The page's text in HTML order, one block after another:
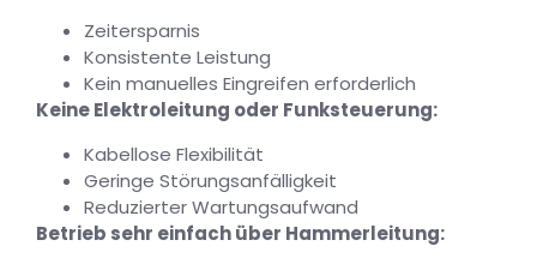
Zeitersparnis
Konsistente Leistung
Kein manuelles Eingreifen erforderlich
Keine Elektroleitung oder Funksteuerung:
Kabellose Flexibilität
Geringe Störungsanfälligkeit
Reduzierter Wartungsaufwand
Betrieb sehr einfach über Hammerleitung: